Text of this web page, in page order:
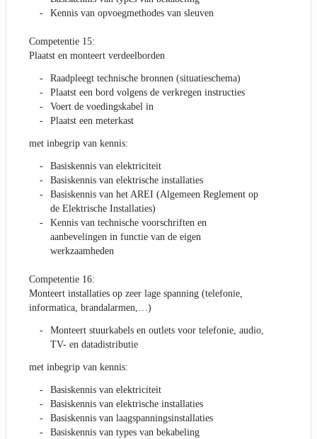
Kennis van opvoegmethodes van sleuven
Competentie 15:
Plaatst en monteert verdeelborden
Raadpleegt technische bronnen (situatieschema)
Plaatst een bord volgens de verkregen instructies
Voert de voedingskabel in
Plaatst een meterkast
met inbegrip van kennis:
Basiskennis van elektriciteit
Basiskennis van elektrische installaties
Basiskennis van het AREI (Algemeen Reglement op
de Elektrische Installaties)
Kennis van technische voorschriften en
aanbevelingen in functie van de eigen
werkzaamheden
Competentie 16:
Monteert installaties op zeer lage spanning (telefonie,
informatica, brandalarmen,…)
Monteert stuurkabels en outlets voor telefonie, audio,
TV- en datadistributie
met inbegrip van kennis:
Basiskennis van elektriciteit
Basiskennis van elektrische installaties
Basiskennis van laagspanningsinstallaties
Basiskennis van types van bekabeling